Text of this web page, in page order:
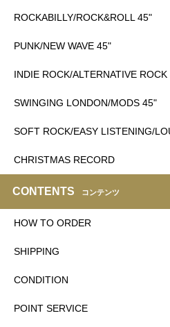
ROCKABILLY/ROCK&ROLL 45"
PUNK/NEW WAVE 45"
INDIE ROCK/ALTERNATIVE ROCK
SWINGING LONDON/MODS 45"
SOFT ROCK/EASY LISTENING/
CHRISTMAS RECORD
CONTENTS コンテンツ
HOW TO ORDER
SHIPPING
CONDITION
POINT SERVICE